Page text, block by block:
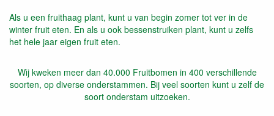
Als u een fruithaag plant, kunt u van begin zomer tot ver in de
winter fruit eten. En als u ook bessenstruiken plant, kunt u zelfs
het hele jaar eigen fruit eten.
Wij kweken meer dan 40.000 Fruitbomen in 400 verschillende
soorten, op diverse onderstammen. Bij veel soorten kunt u zelf de
soort onderstam uitzoeken.